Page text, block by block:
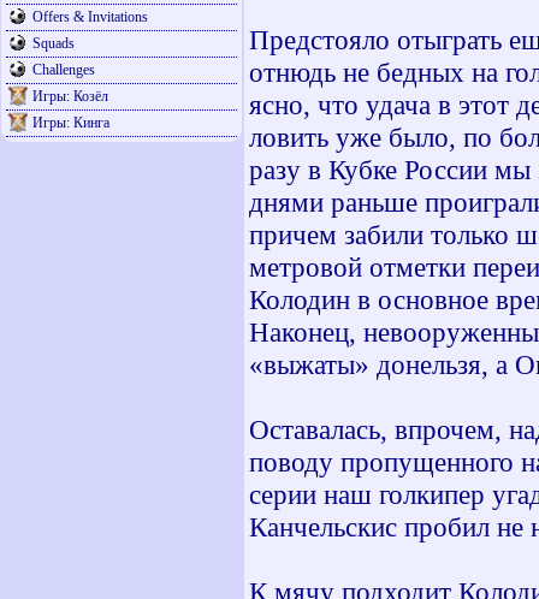
Offers & Invitations
Squads
Challenges
Игры: Козёл
Игры: Кинга
Предстояло отыграть
отнюдь не бедных на
ясно, что удача в этот
ловить уже было, по
разу в Кубке России
днями раньше
причем забили только
метровой отметки
Колодин в основное
Наконец,
«выжаты» донельзя, а
Оставалась, впрочем,
поводу пропущенного
серии наш голкипер
Канчельскис пробил не
К мячу подходит